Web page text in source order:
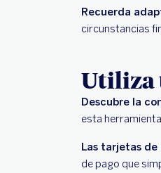
Recuerda
circunstancias
Utiliza
Descubre la
esta
Las tarjetas
de pago que